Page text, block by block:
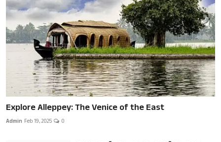
Explore Alleppey: The Venice of the East
Admin Feb 19, 2025 0